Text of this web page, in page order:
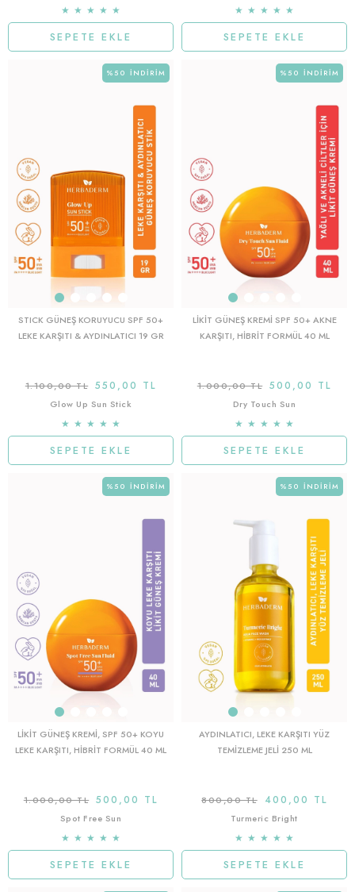
★ ★ ★ ★ ★
SEPETE EKLE
★ ★ ★ ★ ★
SEPETE EKLE
STICK GÜNEŞ KORUYUCU SPF 50+
LEKE KARŞITI & AYDINLATICI 19 GR
550,00 TL
1.100,00 TL
Glow Up Sun Stick
★ ★ ★ ★ ★
SEPETE EKLE
%50 İNDIRIM
LIKIT GÜNEŞ KREMI SPF 50+ AKNE
KARŞITI, HIBRIT FORMÜL 40 ML
500,00 TL
1.000,00 TL
Dry Touch Sun
★ ★ ★ ★ ★
SEPETE EKLE
%50 İNDIRIM
LIKIT GÜNEŞ KREMI, SPF 50+ KOYU
LEKE KARŞITI, HIBRIT FORMÜL 40 ML
500,00 TL
1.000,00 TL
Spot Free Sun
★ ★ ★ ★ ★
SEPETE EKLE
%50 İNDIRIM
AYDINLATICI, LEKE KARŞITI YÜZ
TEMIZLEME JELI 250 ML
400,00 TL
800,00 TL
Turmeric Bright
★ ★ ★ ★ ★
SEPETE EKLE
%50 İNDIRIM